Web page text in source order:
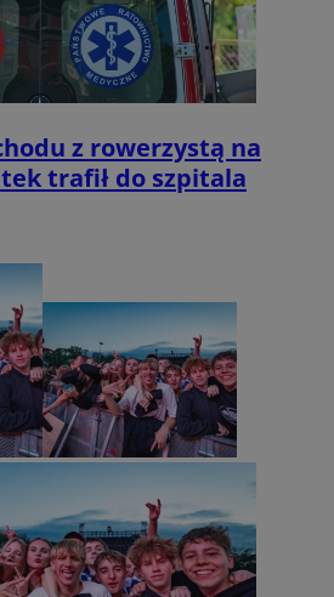
z rowerzystą na
trafił do szpitala